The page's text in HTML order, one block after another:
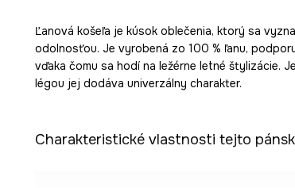
Ľanová košeľa je kúsok oblečenia, ktorý sa
odolnosťou. Je vyrobená zo 100 % ľanu,
vďaka čomu sa hodí na ležérne letné štylizácie.
légou jej dodáva univerzálny charakter.
Charakteristické vlastnosti tejto